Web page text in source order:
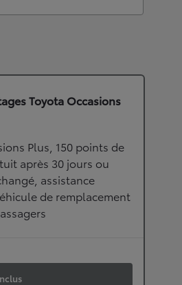
Toyota Occasions
Plus, 150 points de
après 30 jours ou
assistance
de remplacement